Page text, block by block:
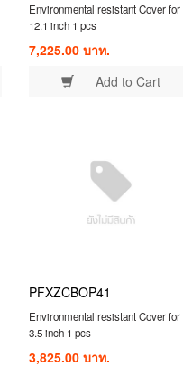
Environmental resistant Cover for
12.1 inch 1 pcs
7,225.00 บาท.
Add to Cart
PFXZCBOP41
Environmental resistant Cover for
3.5 inch 1 pcs
3,825.00 บาท.